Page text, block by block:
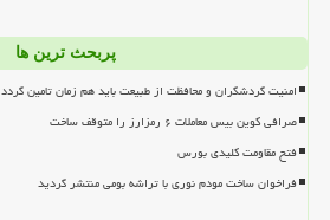
پربحث ترین ها
امنیت گردشگران و محافظت از طبیعت باید هم زمان تامین گردد
صرافی کوین بیس معاملات ۶ رمزارز را متوقف ساخت
فتح مقاومت کلیدی بورس
فراخوان ساخت مودم نوری با تراشه بومی منتشر گردید